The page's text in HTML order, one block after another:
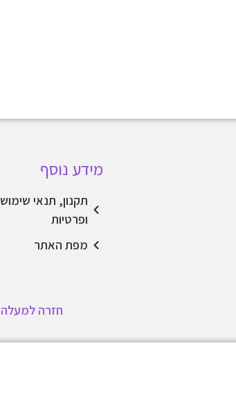
מידע נוסף
תקנון, תנאי שימוש
ופרטיות
מפת האתר
חזרה למעלה